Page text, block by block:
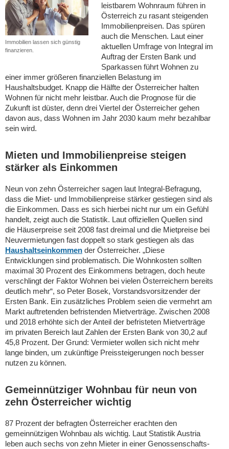
Immobilien lassen sich günstig
finanzieren.
leistbarem Wohnraum führen in
Österreich zu rasant steigenden
Immobilienpreisen. Das spüren
auch die Menschen. Laut einer
aktuellen Umfrage von Integral im
Auftrag der Ersten Bank und
Sparkassen führt Wohnen zu
einer immer größeren finanziellen Belastung im
Haushaltsbudget. Knapp die Hälfte der Österreicher halten
Wohnen für nicht mehr leistbar. Auch die Prognose für die
Zukunft ist düster, denn drei Viertel der Österreicher gehen
davon aus, dass Wohnen im Jahr 2030 kaum mehr bezahlbar
sein wird.
Mieten und Immobilienpreise steigen
stärker als Einkommen
Neun von zehn Österreicher sagen laut Integral-Befragung,
dass die Miet- und Immobilienpreise stärker gestiegen sind als
die Einkommen. Dass es sich hierbei nicht nur um ein Gefühl
handelt, zeigt auch die Statistik. Laut offiziellen Quellen sind
die Häuserpreise seit 2008 fast dreimal und die Mietpreise bei
Neuvermietungen fast doppelt so stark gestiegen als das
Haushaltseinkommen der Österreicher. „Diese
Entwicklungen sind problematisch. Die Wohnkosten sollten
maximal 30 Prozent des Einkommens betragen, doch heute
verschlingt der Faktor Wohnen bei vielen Österreichern bereits
deutlich mehr“, so Peter Bosek, Vorstandsvorsitzender der
Ersten Bank. Ein zusätzliches Problem seien die vermehrt am
Markt auftretenden befristenden Mietverträge. Zwischen 2008
und 2018 erhöhte sich der Anteil der befristeten Mietverträge
im privaten Bereich laut Zahlen der Ersten Bank von 30,2 auf
45,8 Prozent. Der Grund: Vermieter wollen sich nicht mehr
lange binden, um zukünftige Preissteigerungen noch besser
nutzen zu können.
Gemeinnütziger Wohnbau für neun von
zehn Österreicher wichtig
87 Prozent der befragten Österreicher erachten den
gemeinnützigen Wohnbau als wichtig. Laut Statistik Austria
leben auch sechs von zehn Mieter in einer Genossenschafts-